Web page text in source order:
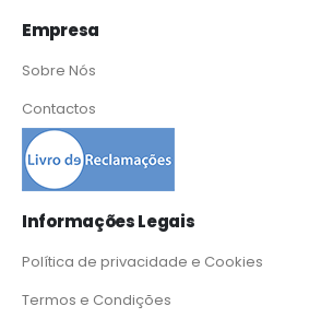
Empresa
Sobre Nós
Contactos
Informações Legais
Política de privacidade e Cookies
Termos e Condições